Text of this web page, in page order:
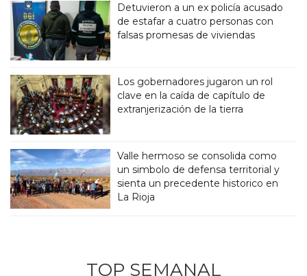
Detuvieron a un ex policía acusado
de estafar a cuatro personas con
falsas promesas de viviendas
Los gobernadores jugaron un rol
clave en la caída de capítulo de
extranjerización de la tierra
Valle hermoso se consolida como
un simbolo de defensa territorial y
sienta un precedente historico en
La Rioja
TOP SEMANAL